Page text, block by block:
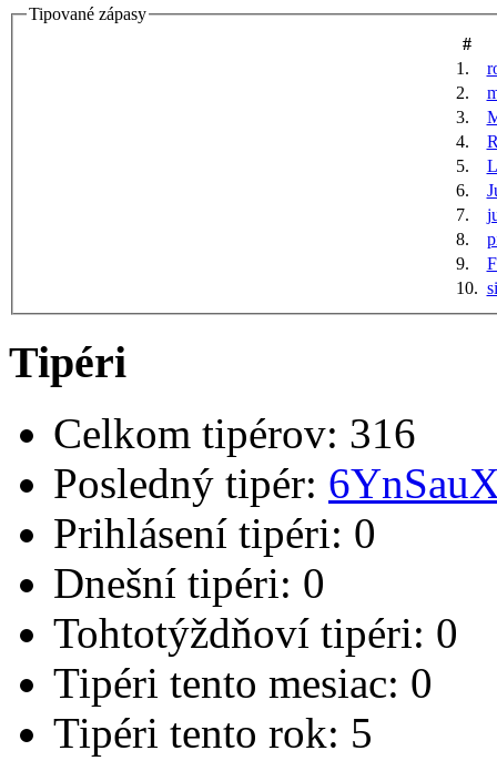
Tipované zápasy
#
1.
2.
3.
4.
5.
6.
7.
8.
9.
10.
Tipéri
Celkom tipérov: 316
Posledný tipér:
Prihlásení tipéri: 0
Dnešní tipéri: 0
Tohtotýždňoví tipéri: 0
Tipéri tento mesiac: 0
Tipéri tento rok: 5